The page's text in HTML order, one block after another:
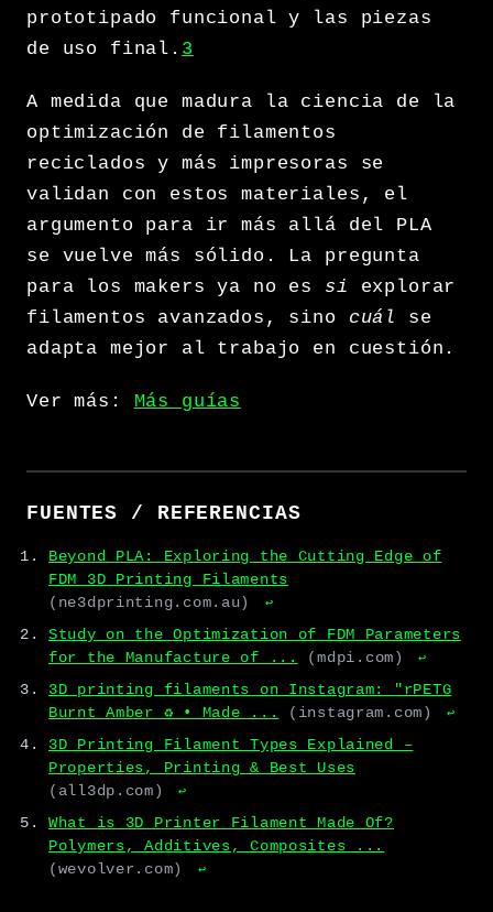
prototipado funcional y las piezas
de uso final. 3
A medida que madura la ciencia de la
optimización de filamentos
reciclados y más impresoras se
validan con estos materiales, el
argumento para ir más allá del PLA
se vuelve más sólido. La pregunta
para los makers ya no es si explorar
filamentos avanzados, sino cuál
se
adapta mejor al trabajo en cuestión.
Ver más: Más guías
FUENTES / REFERENCIAS
Beyond PLA: Exploring the Cutting Edge of
FDM 3D Printing Filaments
(ne3dprinting.com.au)
↩
Study on the Optimization of FDM Parameters
for the Manufacture of ...
(mdpi.com) ↩
3D printing filaments on Instagram: "rPETG
Burnt Amber ♻️ • Made ...
(instagram.com) ↩
3D Printing Filament Types Explained –
Properties, Printing & Best Uses
(all3dp.com)
↩
What is 3D Printer Filament Made Of?
Polymers, Additives, Composites ...
(wevolver.com)
↩